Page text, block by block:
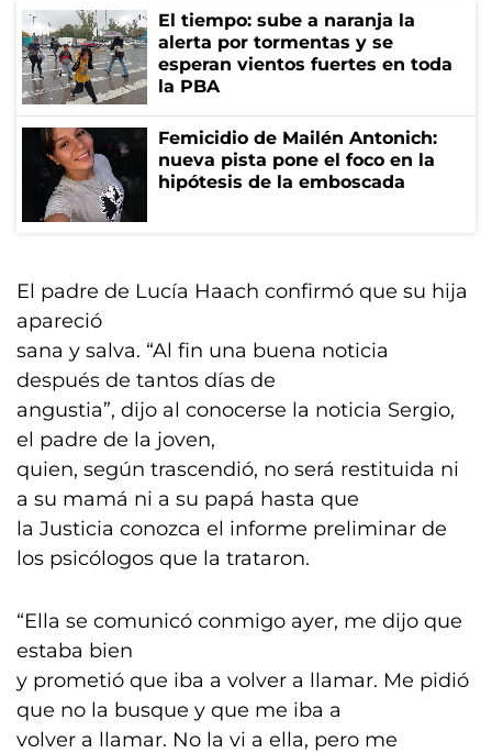
El tiempo: sube a naranja la
alerta por tormentas y se
esperan vientos fuertes en toda
la PBA
Femicidio de Mailén Antonich:
nueva pista pone el foco en la
hipótesis de la emboscada
El padre de Lucía Haach confirmó que su hija
apareció
sana y salva. “Al fin una buena noticia
después de tantos días de
angustia”, dijo al conocerse la noticia Sergio,
el padre de la joven,
quien, según trascendió, no será restituida ni
a su mamá ni a su papá hasta que
la Justicia conozca el informe preliminar de
los psicólogos que la trataron.
“Ella se comunicó conmigo ayer, me dijo que
estaba bien
y prometió que iba a volver a llamar. Me pidió
que no la busque y que me iba a
volver a llamar. No la vi a ella, pero me